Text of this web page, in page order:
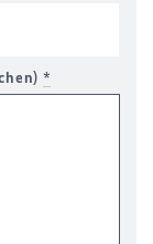
*